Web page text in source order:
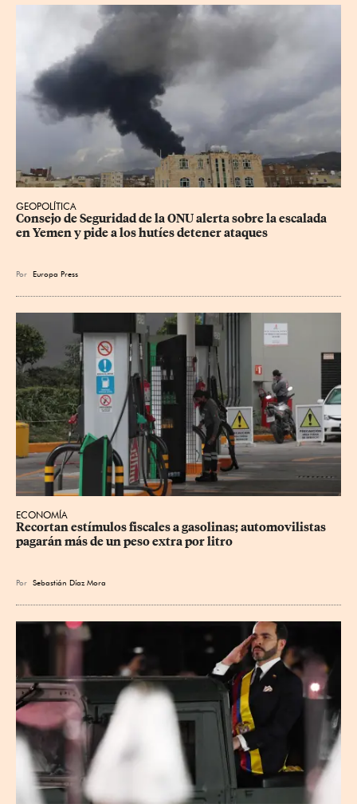
GEOPOLÍTICA
Consejo de Seguridad de la ONU alerta sobre la escalada
en Yemen y pide a los hutíes detener ataques
Por Europa Press
ECONOMÍA
Recortan estímulos fiscales a gasolinas; automovilistas
pagarán más de un peso extra por litro
Por Sebastián Díaz Mora